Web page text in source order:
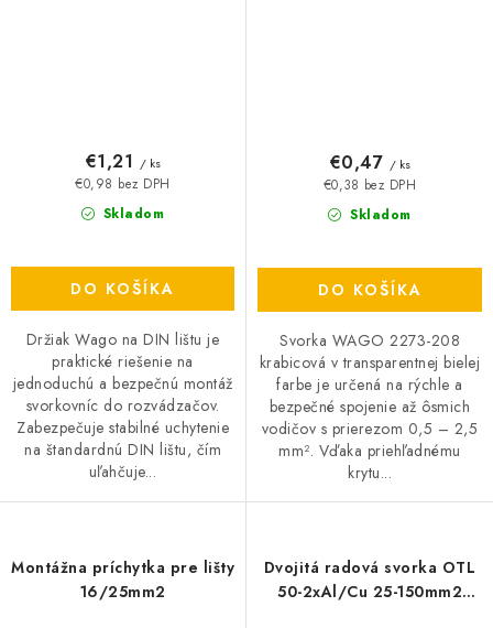
Skladom
€0,98 bez DPH
€1,21 / ks
DO KOŠÍKA
Držiak Wago na DIN lištu je
praktické riešenie na
jednoduchú a bezpečnú montáž
svorkovníc do rozvádzačov.
Zabezpečuje stabilné uchytenie
na štandardnú DIN lištu, čím
uľahčuje...
Skladom
€0,38 bez DPH
€0,47 / ks
DO KOŠÍKA
Svorka WAGO 2273-208
krabicová v transparentnej bielej
farbe je určená na rýchle a
bezpečné spojenie až ôsmich
vodičov s prierezom 0,5 – 2,5
mm². Vďaka priehľadnému
krytu...
Montážna príchytka pre lišty
16/25mm2
Dvojitá radová svorka OTL
50-2xAl/Cu 25-150mm2